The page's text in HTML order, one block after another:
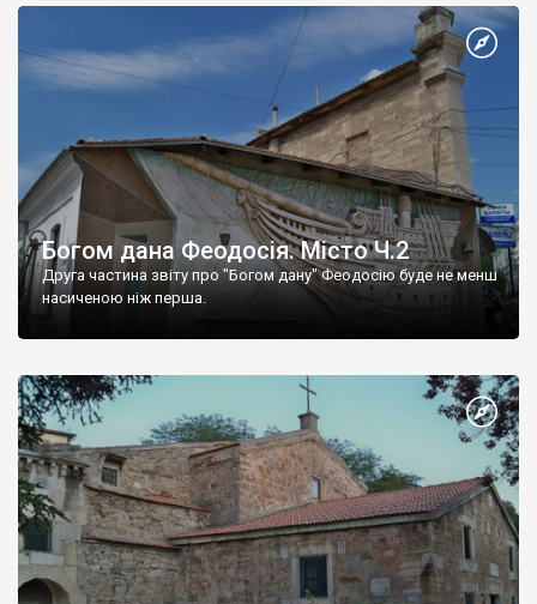
Богом дана Феодосія. Місто Ч.2
Друга частина звіту про "Богом дану" Феодосію буде не менш
насиченою ніж перша.